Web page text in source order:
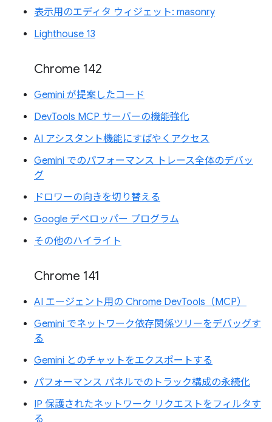
表示用のエディタ ウィジェット: masonry
Lighthouse 13
Chrome 142
Gemini が提案したコード
DevTools MCP サーバーの機能強化
AI アシスタント機能にすばやくアクセス
Gemini でのパフォーマンス トレース全体のデバッ
グ
ドロワーの向きを切り替える
Google デベロッパー プログラム
その他のハイライト
Chrome 141
AI エージェント用の Chrome DevTools（MCP）
Gemini でネットワーク依存関係ツリーをデバッグす
る
Gemini とのチャットをエクスポートする
パフォーマンス パネルでのトラック構成の永続化
IP 保護されたネットワーク リクエストをフィルタす
る